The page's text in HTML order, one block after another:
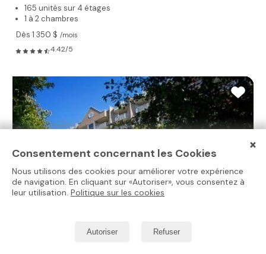
165 unités sur 4 étages
1 à 2 chambres
Dès 1 350 $ /mois
4.42/5
×
Consentement concernant les Cookies
Nous utilisons des cookies pour améliorer votre expérience
de navigation. En cliquant sur «Autoriser», vous consentez à
leur utilisation. Politique sur les cookies
Autoriser Refuser